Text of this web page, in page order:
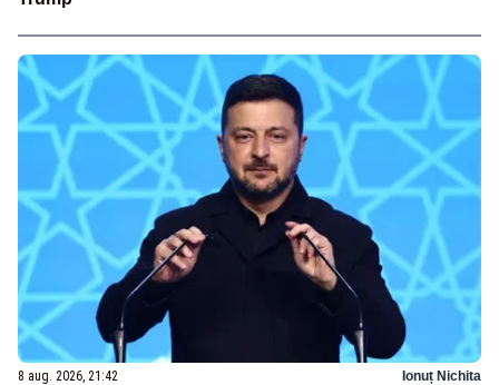
8 aug. 2026, 21:42 Ionuț Nichita